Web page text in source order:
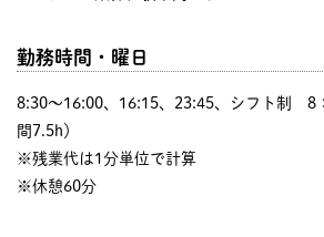
勤務時間・曜日
8:30〜16:00、16:15、23:45、シフト制 8
間7.5h）
※残業代は1分単位で計算
※休憩60分